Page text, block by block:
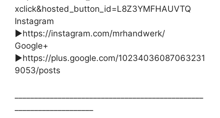
xclick&hosted_button_id=L8Z3YMFHAUVTQ
Instagram
►https://instagram.com/mrhandwerk/
Google+
►https://plus.google.com/10234036087063231
9053/posts